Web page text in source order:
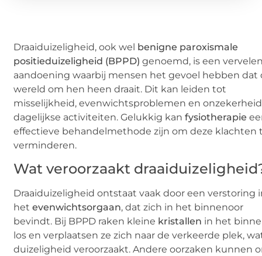
Draaiduizeligheid, ook wel benigne paroxismale
positieduizeligheid (BPPD) genoemd, is een
aandoening waarbij mensen het gevoel hebben dat
wereld om hen heen draait. Dit kan leiden tot
misselijkheid, evenwichtsproblemen en
dagelijkse activiteiten. Gelukkig kanfysiotherapie
effectieve behandelmethode zijn om deze klachten
verminderen.
Wat veroorzaakt
Draaiduizeligheid ontstaat vaak door een verstoring
hetevenwichtsorgaan, dat zich in het binnenoor
bevindt. Bij BPPD raken kleine kristallen in het
los en verplaatsen ze zich naar de verkeerde plek,
duizeligheid veroorzaakt. Andere oorzaken kunnen